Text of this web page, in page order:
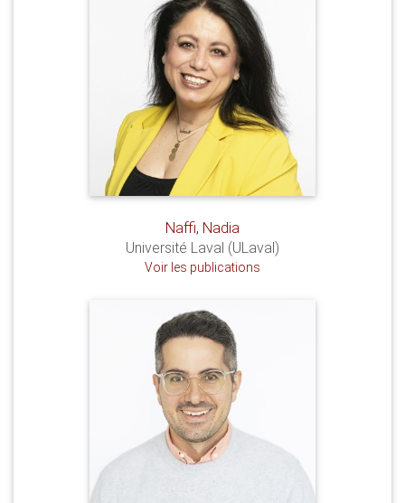
Naffi, Nadia
Université Laval (ULaval)
Voir les publications